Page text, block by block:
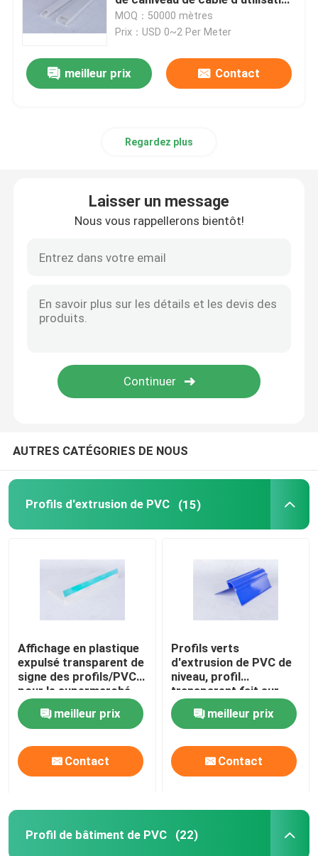
Profil de bâtiment de PVC
Profils en plastique faits sur commande
Profil faisant le coin de PVC
Profil de mousse de PVC
Profil de décoration de PVC
profils en plastique d'extrusion
de protection de fil a fait
MOQ：50000 mètres
Prix：USD 0~2 Per Meter
meilleur prix Contact
Regardez plus
Laisser un message
Nous vous rappellerons bientôt!
AUTRES CATÉGORIES DE NOUS
Profils d'extrusion de PVC (15)
Affichage en plastique
expulsé transparent de
signe des profils/PVC
pour le supermarché
meilleur prix
Contact
Profils verts
d'extrusion de PVC de
niveau, profil
transparent fait sur
commande d'étiquette
meilleur prix
Contact
Profil de bâtiment de PVC (22)